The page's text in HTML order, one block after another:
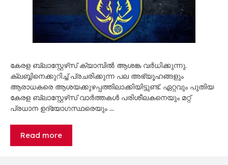
കേരള ബ്ലാസ്റ്റേഴ്‌സ് ക്യാമ്പിൽ ആശങ്ക വർധിക്കുന്നു.
ക്ലബ്ബിനെക്കുറിച്ച് പ്രചരിക്കുന്ന പല അഭ്യൂഹങ്ങളും
ആരാധകരെ ആശയക്കുഴപ്പത്തിലാക്കിയിട്ടുണ്ട്. ഏറ്റവും പുതിയ
കേരള ബ്ലാസ്റ്റേഴ്‌സ് വാർത്തകൾ പരിശീലകനെയും മറ്റ്
പ്രധാന ഉദ്യോഗസ്ഥരെയും …
Read more